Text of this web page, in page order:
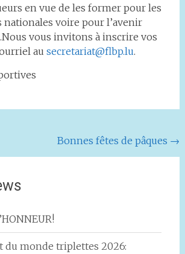
en vue de les former pour les
voire pour l’avenir
vous invitons à inscrire vos
au secretariat@flbp.lu.
Bonnes fêtes de pâques →
du monde triplettes 2026: